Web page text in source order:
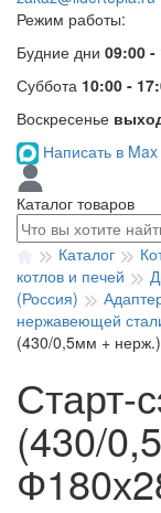
Режим работы:
Будние дни 09:00 -
Суббота 10:00 -
Воскресенье
Написать в Max
Каталог товаров
Каталог
котлов и печей
(Россия)
нержавеющей
(430/0,5мм +
Старт-
(430/